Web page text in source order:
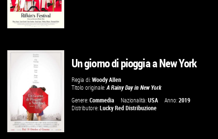
GUARDA IL TRAILER
VAI ALLA SCHEDA
Un giorno di pioggia a New York
Regia di:Woody Allen
Titolo originale:A Rainy Day in New York
Genere:Commedia Nazionalità:USA Anno:2019
Distributore:Lucky Red Distribuzione